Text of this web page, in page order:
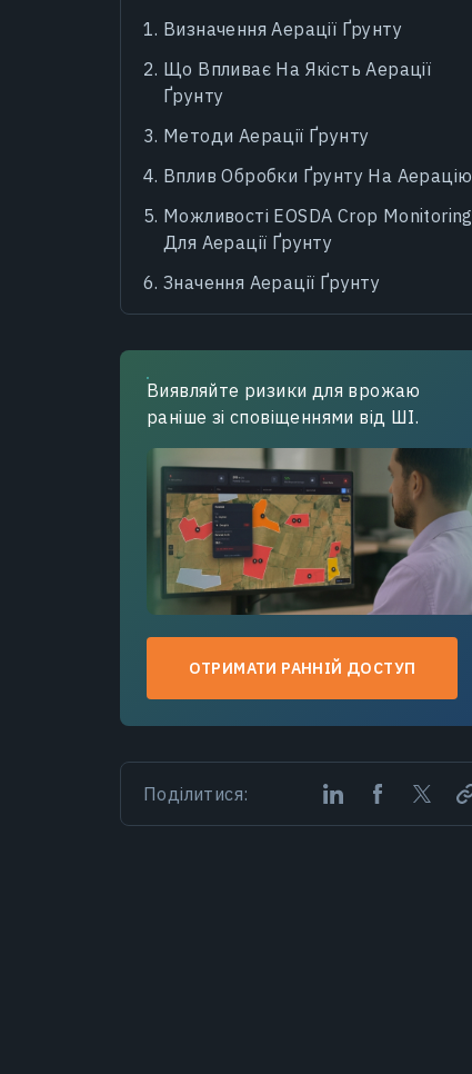
Визначення Аерації Ґрунту
Що Впливає На Якість Аерації
Ґрунту
Методи Аерації Ґрунту
Вплив Обробки Ґрунту На Аерацію
Можливості EOSDA Crop Monitoring
Для Аерації Ґрунту
Значення Аерації Ґрунту
Виявляйте ризики для врожаю
раніше зі сповіщеннями від ШІ.
ОТРИМАТИ РАННІЙ ДОСТУП
Поділитися: